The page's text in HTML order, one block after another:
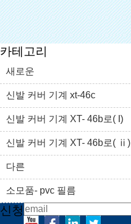
카테고리
새로운
신발 커버 기계 xt-46c
신발 커버 기계 XT- 46b로( I)
신발 커버 기계 XT- 46b로( ⅱ)
다른
소모품- pvc 필름
신청